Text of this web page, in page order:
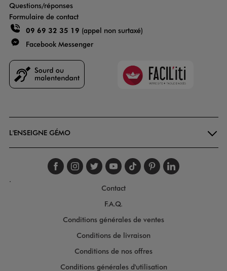
Questions/réponses
Formulaire de contact
09 69 32 35 19 (appel non surtaxé)
Facebook Messenger
Faciliti
L'ENSEIGNE GÉMO
Suivez-nous sur
Suivez-nous sur
Suivez-nous sur
Suivez-nous
Suivez-nous
Suivez-
.
Contact
F.A.Q.
Conditions générales de ventes
Conditions de livraison
Conditions de nos offres
Conditions générales d'utilisation